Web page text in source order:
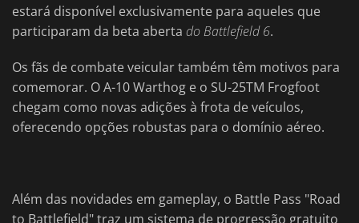
estará disponível exclusivamente para aqueles que
participaram da beta aberta do Battlefield 6.
Os fãs de combate veicular também têm motivos para
comemorar. O A-10 Warthog e o SU-25TM Frogfoot
chegam como novas adições à frota de veículos,
oferecendo opções robustas para o domínio aéreo.
Além das novidades em gameplay, o Battle Pass "Road
to Battlefield" traz um sistema de progressão gratuito